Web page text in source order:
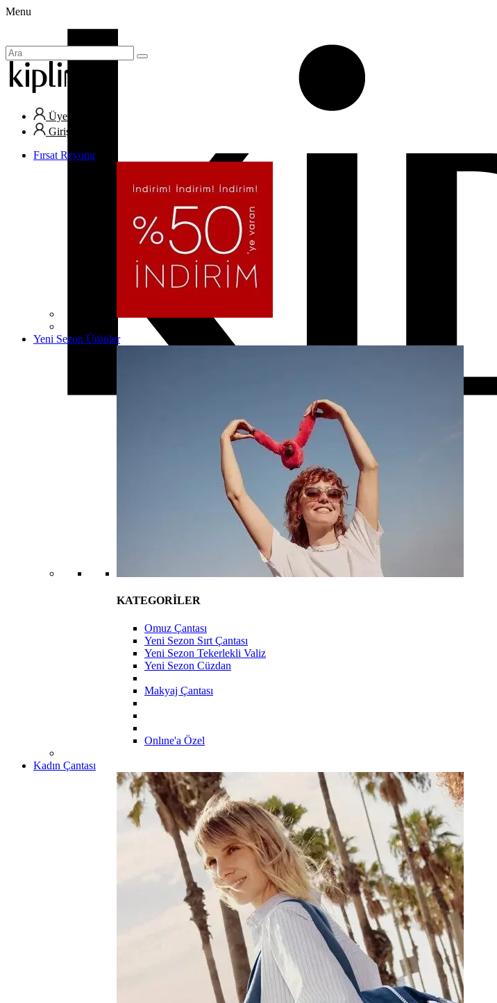
Menu
Üye Ol
Giriş Yap
Fırsat Reyonu
Yeni Sezon Ürünler
KATEGORİLER
Omuz Çantası
Yeni Sezon Sırt Çantası
Yeni Sezon Tekerlekli Valiz
Yeni Sezon Cüzdan
Makyaj Çantası
Onlıne'a Özel
Kadın Çantası